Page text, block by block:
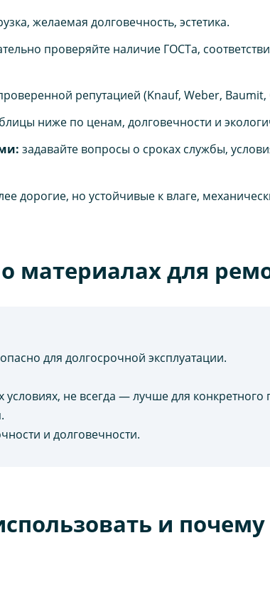
желаемая долговечность, эстетика.
проверяйте наличие ГОСТа,
репутацией (Knauf, Weber, Baumit,
ниже по ценам, долговечности и
задавайте вопросы о сроках службы,
дорогие, но устойчивые к влаге,
материалах для
для долгосрочной эксплуатации.
не всегда — лучше для конкретного
и долговечности.
и почему